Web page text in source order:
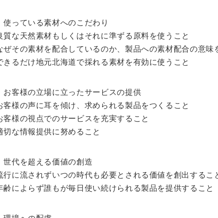
使っている素材へのこだわり
質な天然素材もしくはそれに準ずる原料を使うこと
ぜその素材を配合しているのか、製品への素材配合の意味
きるだけ地元北海道で採れる素材を有効に使うこと
お客様の立場に立ったサービスの提供
客様の声に耳を傾け、求められる製品をつくること
客様の視点でのサービスを充実すること
切な情報提供に努めること
世代を超える価値の創造
行に流されずいつの時代も必要とされる価値を創出するこ
齢によらず誰もが毎日使い続けられる製品を提供すること